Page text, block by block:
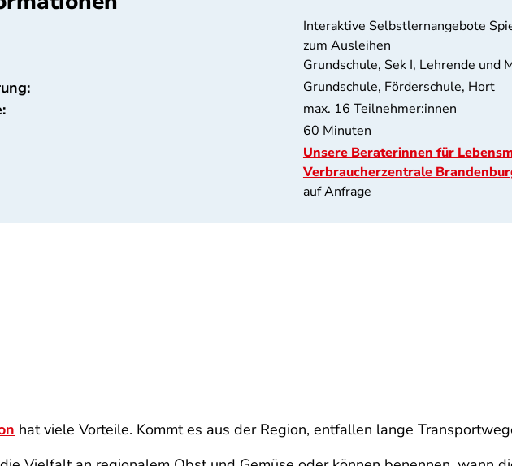
Interaktive Selbstlernangebote
zum Ausleihen
Grundschule, Sek I, Lehrende und
Grundschule, Förderschule, Hort
max. 16 Teilnehmer:innen
60 Minuten
Unsere Beraterinnen für
Verbraucherzentrale
auf Anfrage
hat viele Vorteile. Kommt es aus der Region, entfallen lange